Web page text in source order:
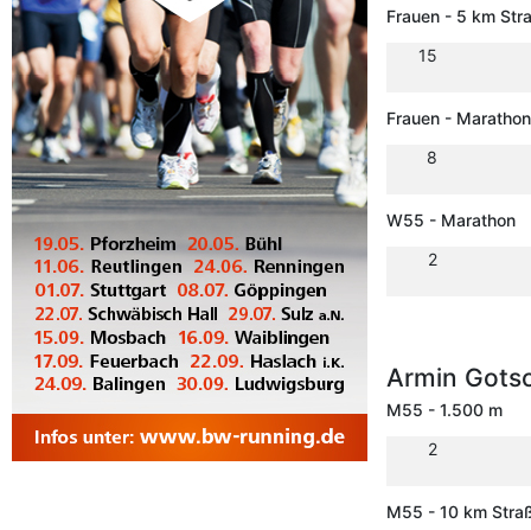
Frauen - 5 km
15
Frauen - Marathon
8
W55 - Marathon
2
Armin
M55 - 1.500 m
2
M55 - 10 km